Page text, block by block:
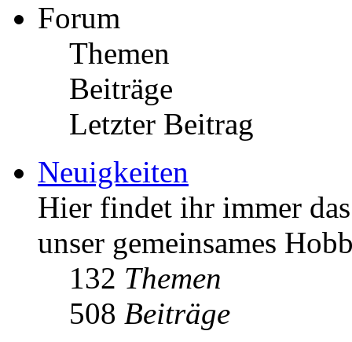
Forum
Themen
Beiträge
Letzter Beitrag
Neuigkeiten
Hier findet ihr immer
unser gemeinsames
132 Themen
508 Beiträge